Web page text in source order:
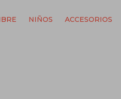
NIÑOS ACCESORIOS